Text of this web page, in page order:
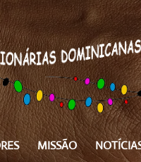
MISSÃO